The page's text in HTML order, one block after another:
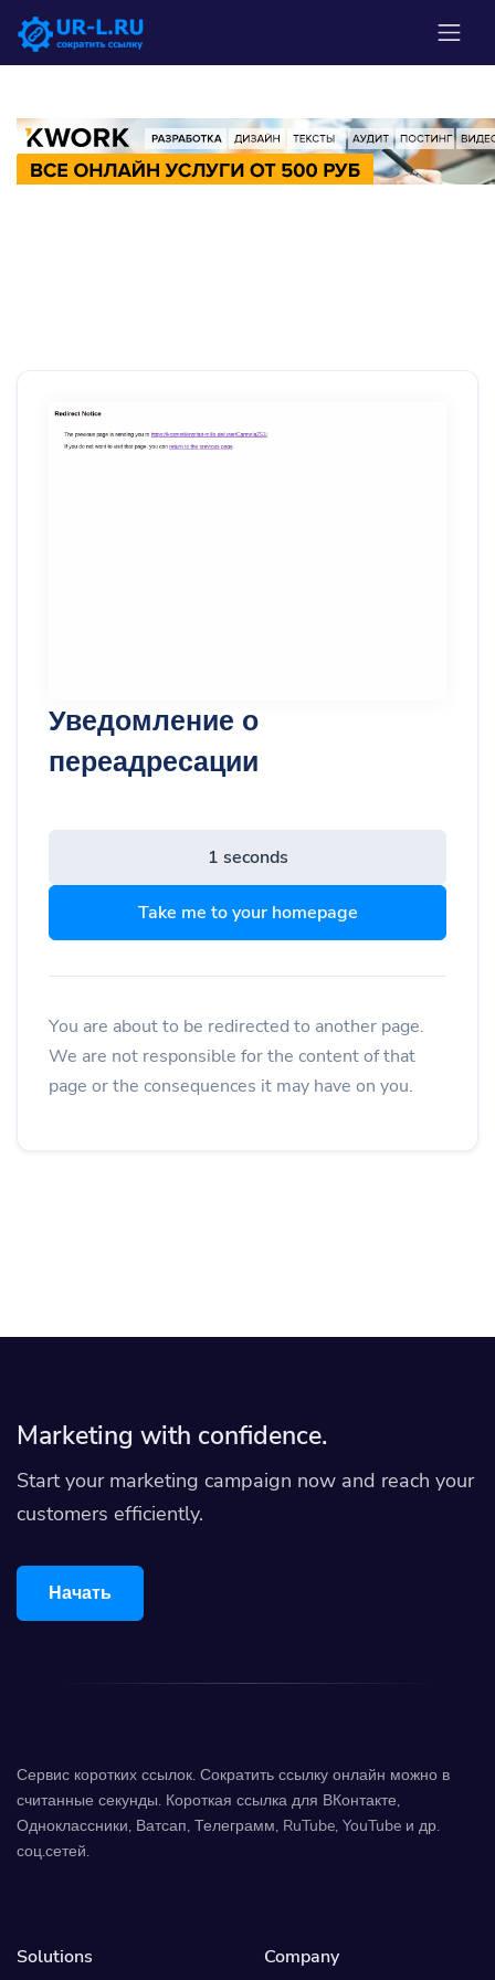
Уведомление о
переадресации
Continue
Take me to your homepage
You are about to be redirected to another page.
We are not responsible for the content of that
page or the consequences it may have on you.
Marketing with confidence.
Start your marketing campaign now and reach your
customers efficiently.
Начать
Сервис коротких ссылок. Сократить ссылку онлайн можно в
считанные секунды. Короткая ссылка для ВКонтакте,
Одноклассники, Ватсап, Телеграмм, RuTube, YouTube и др.
соц.сетей.
Solutions Company